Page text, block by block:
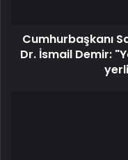
Cumhurbaşkanı
Dr. İsmail Demir: